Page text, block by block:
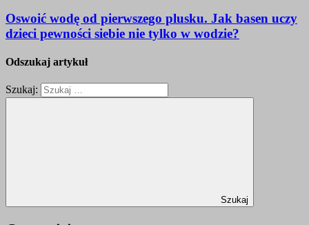
Oswoić wodę od pierwszego plusku. Jak basen uczy
dzieci pewności siebie nie tylko w wodzie?
Odszukaj artykuł
Szukaj:
Szukaj